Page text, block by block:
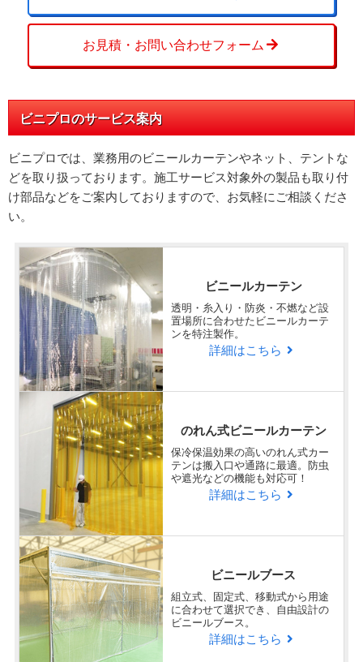
やや満足
指定した寸法通りに仕上がっていた。
納期がもう少し早ければ、更に良かった。
Q
弊社、担当者とのコミュニケーシ
ョン、対応速度はどうでしたか？
非常に満足
テントご購入 回答日：2025/10/24
京都府
企業様
Q
ラクスル ビニプロの商品・サービ
スに対する総合的な満足度を教え
てください。
非常に満足
サンプルを送っていただき、選ぶことができた。
Q
弊社、担当者とのコミュニケーシ
ョン、対応速度はどうでしたか？
非常に満足
お見積やメールの返事が早く、スムーズに注文が
お見積・お問い合わせフォーム
ビニプロのサービス案内
ビニプロでは、業務用のビニールカーテンやネット、テントな
どを取り扱っております。施工サービス対象外の製品も取り付
け部品などをご案内しておりますので、お気軽にご相談くださ
い。
ビニールカーテン
透明・糸入り・防炎・不燃など設
置場所に合わせたビニールカーテ
ンを特注製作。
詳細はこちら
のれん式ビニールカーテン
保冷保温効果の高いのれん式カー
テンは搬入口や通路に最適。防虫
や遮光などの機能も対応可！
詳細はこちら
ビニールブース
組立式、固定式、移動式から用途
に合わせて選択でき、自由設計の
ビニールブース。
詳細はこちら